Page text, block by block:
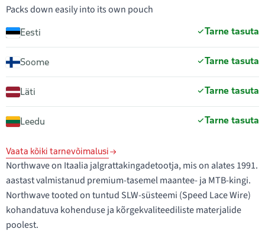
Packs down easily intο its own pouch
Eesti Tarne tasuta
Soome Tarne tasuta
Läti Tarne tasuta
Leedu Tarne tasuta
Vaata kõiki tarnevõimalusi
Northwave on Itaalia jalgrattakingadetootja, mis on alates 1991.
aastast valmistanud premium-tasemel maantee- ja MTB-kingi.
Northwave tooted on tuntud SLW-süsteemi (Speed Lace Wire)
kohandatuva kohenduse ja kõrgekvaliteediliste materjalide
poolest.